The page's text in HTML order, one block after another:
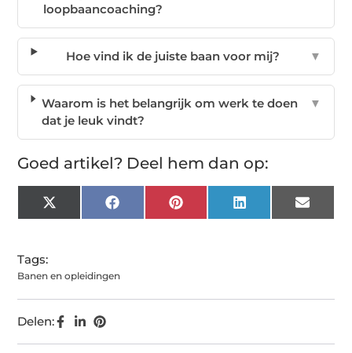
loopbaancoaching?
Hoe vind ik de juiste baan voor mij? ▼
Waarom is het belangrijk om werk te doen
dat je leuk vindt?
▼
Goed artikel? Deel hem dan op:
X
(Twitter)
Facebook Pinterest LinkedIn Email
Tags:
Banen en opleidingen
Delen: